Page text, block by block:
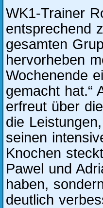
WK1-Trainer
entsprechend
gesamten
hervorheben
Wochenende
gemacht hat.“
erfreut über
die
seinen
Knochen
Pawel und
haben,
deutlich